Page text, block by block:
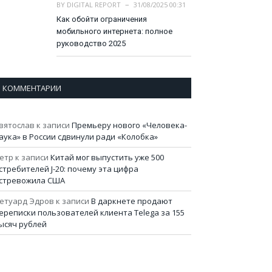
BY DIGITAL REPORT
31/08/2025 00:31
Как обойти ограничения
мобильного интернета: полное
руководство 2025
КОММЕНТАРИИ
к записи Премьеру нового «Человека-
в России сдвинули ради «Колобка»
к записи Китай мог выпустить уже 500
J-20: почему эта цифра
США
Эдров к записи В даркнете продают
пользователей клиента Telega за 155
рублей